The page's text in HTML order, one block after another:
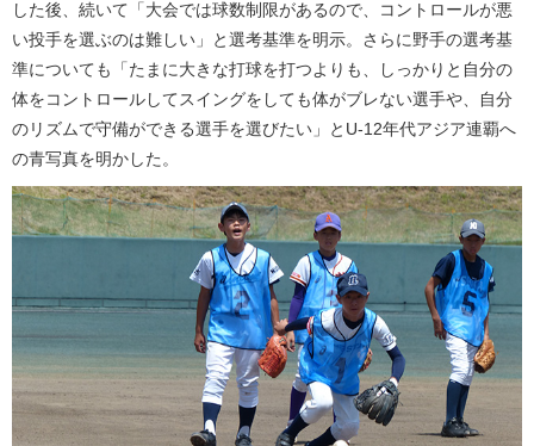
した後、続いて「大会では球数制限があるので、コントロールが悪
い投手を選ぶのは難しい」と選考基準を明示。さらに野手の選考基
準についても「たまに大きな打球を打つよりも、しっかりと自分の
体をコントロールしてスイングをしても体がブレない選手や、自分
のリズムで守備ができる選手を選びたい」とU-12年代アジア連覇へ
の青写真を明かした。